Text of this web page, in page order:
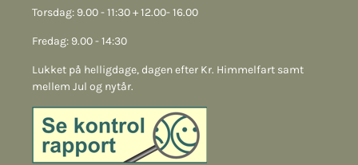
Torsdag: 9.00 - 11:30 + 12.00- 16.00
Fredag: 9.00 - 14:30
Lukket på helligdage, dagen efter Kr. Himmelfart samt
mellem Jul og nytår.